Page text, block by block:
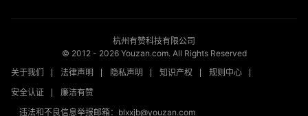
杭州有赞科技有限公司
© 2012 - 2026Youzan.com. All Rights Reserved
关于我们
法律声明 隐私声明 知识产权
规则中心
安全认证
廉洁有赞
违法和不良信息举报邮箱：blxxjb@youzan.com